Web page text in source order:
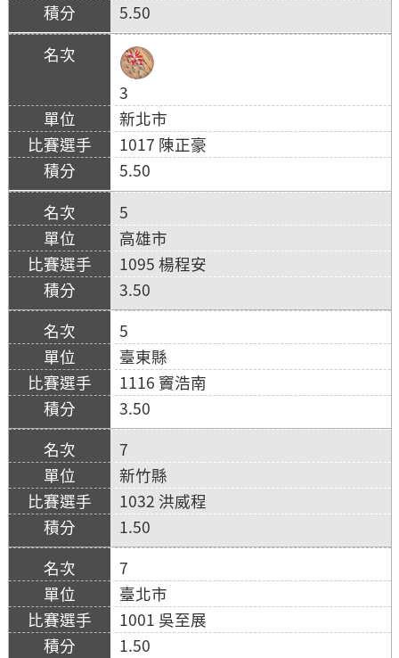
5.50
3
新北市
1017 陳正豪
5.50
5
高雄市
1095 楊程安
3.50
5
臺東縣
1116 竇浩南
3.50
7
新竹縣
1032 洪威程
1.50
7
臺北市
1001 吳至展
1.50